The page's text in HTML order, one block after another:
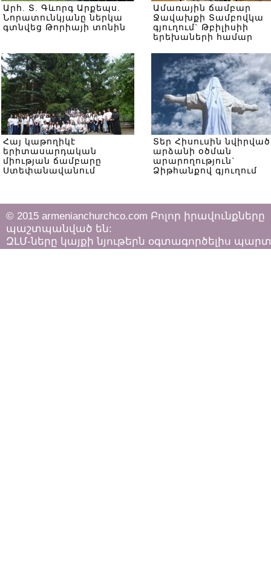
Արհ. Տ. Գևորգ Արքեպս.
Նորատունկյանը ներկա
գտնվեց Թորիայի տոնին
Ամառային ճամբար
Ջավախքի Տամբովկա
գյուղում` Թբիլիսիի
երեխաների համար
Հայ կաթողիկէ
երիտասարդական
միության ճամբարը
Ստեփանավանում
Տեր Հիսուսին նվիրված
արձանի օծման
արարողություն`
Ձիթհանքով գյուղում
© 2015 armenianchurchco.com Բոլոր իրավունքները
պաշտպանված են:
ԶԼՄ-ները կայքի նյութերն օգտագործելիս